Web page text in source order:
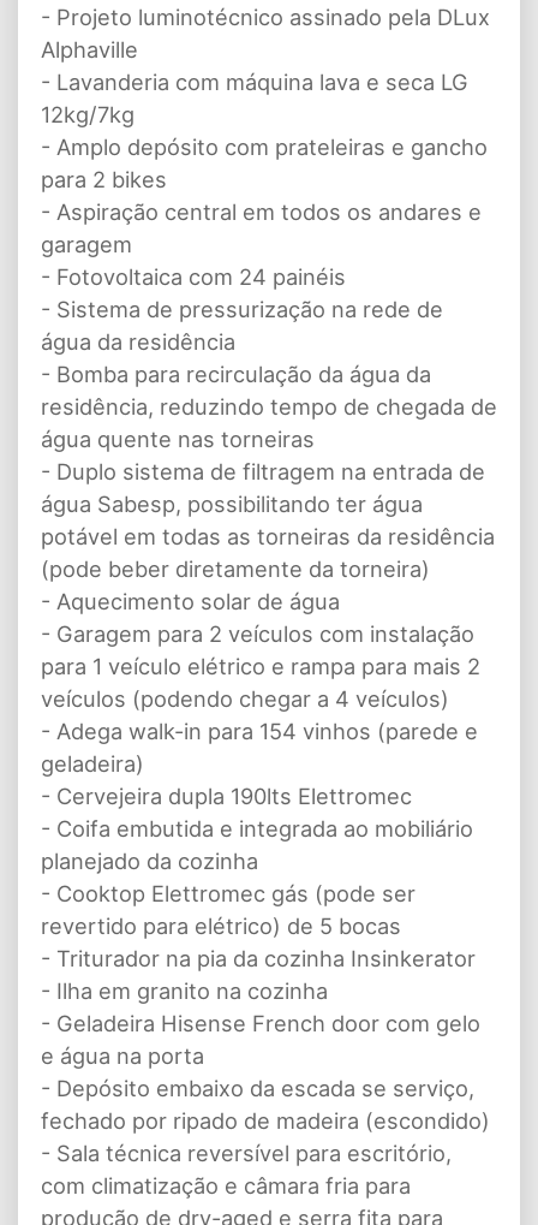
- Projeto luminotécnico assinado pela DLux
Alphaville
- Lavanderia com máquina lava e seca LG
12kg/7kg
- Amplo depósito com prateleiras e gancho
para 2 bikes
- Aspiração central em todos os andares e
garagem
- Fotovoltaica com 24 painéis
- Sistema de pressurização na rede de
água da residência
- Bomba para recirculação da água da
residência, reduzindo tempo de chegada de
água quente nas torneiras
- Duplo sistema de filtragem na entrada de
água Sabesp, possibilitando ter água
potável em todas as torneiras da residência
(pode beber diretamente da torneira)
- Aquecimento solar de água
- Garagem para 2 veículos com instalação
para 1 veículo elétrico e rampa para mais 2
veículos (podendo chegar a 4 veículos)
- Adega walk-in para 154 vinhos (parede e
geladeira)
- Cervejeira dupla 190lts Elettromec
- Coifa embutida e integrada ao mobiliário
planejado da cozinha
- Cooktop Elettromec gás (pode ser
revertido para elétrico) de 5 bocas
- Triturador na pia da cozinha Insinkerator
- Ilha em granito na cozinha
- Geladeira Hisense French door com gelo
e água na porta
- Depósito embaixo da escada se serviço,
fechado por ripado de madeira (escondido)
- Sala técnica reversível para escritório,
com climatização e câmara fria para
produção de dry-aged e serra fita para